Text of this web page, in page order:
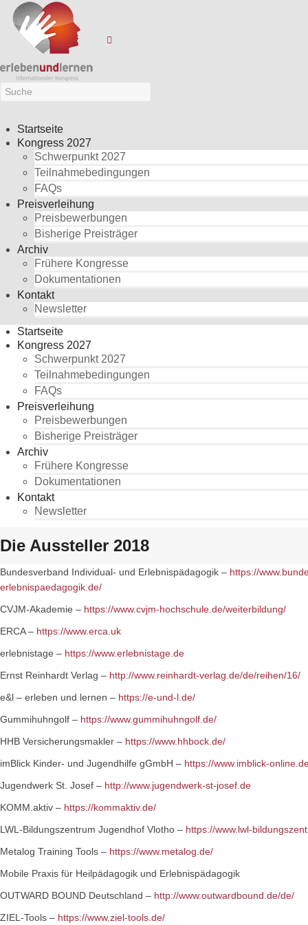
Startseite
Kongress 2027
Schwerpunkt 2027
Teilnahmebedingungen
FAQs
Preisverleihung
Preisbewerbungen
Bisherige Preisträger
Archiv
Frühere Kongresse
Dokumentationen
Kontakt
Newsletter
Startseite
Kongress 2027
Schwerpunkt 2027
Teilnahmebedingungen
FAQs
Preisverleihung
Preisbewerbungen
Bisherige Preisträger
Archiv
Frühere Kongresse
Dokumentationen
Kontakt
Newsletter
Die Aussteller 2018
Bundesverband Individual- und Erlebnispädagogik – https://
erlebnispaedagogik.de/
CVJM-Akademie – https://www.cvjm-hochschule.de/weiterbildung/
ERCA – https://www.erca.uk
erlebnistage – https://www.erlebnistage.de
Ernst Reinhardt Verlag – http://www.reinhardt-verlag.de/de/reihen/16/
e&l – erleben und lernen – https://e-und-l.de/
Gummihuhngolf – https://www.gummihuhngolf.de/
HHB Versicherungsmakler – https://www.hhbock.de/
imBlick Kinder- und Jugendhilfe gGmbH – https://www.imblick-
Jugendwerk St. Josef – http://www.jugendwerk-st-josef.de
KOMM.aktiv – https://kommaktiv.de/
LWL-Bildungszentrum Jugendhof Vlotho – https://www.lwl-
Metalog Training Tools – https://www.metalog.de/
Mobile Praxis für Heilpädagogik und Erlebnispädagogik
OUTWARD BOUND Deutschland – http://www.outwardbound.de/de/
ZIEL-Tools – https://www.ziel-tools.de/